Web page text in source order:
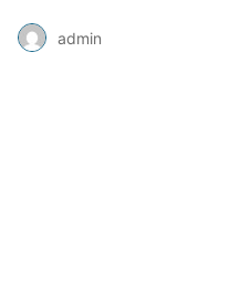
admin